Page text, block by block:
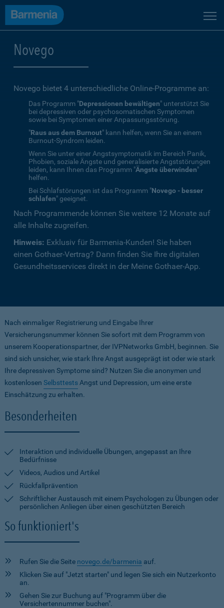
Novego
Novego bietet 4 unterschiedliche Online-Programme an:
Das Programm "Depressionen bewältigen" unterstützt Sie
bei depressiven oder psychosomatischen Symptomen
sowie bei Symptomen einer Anpassungsstörung.
"Raus aus dem Burnout" kann helfen, wenn Sie an einem
Burnout-Syndrom leiden.
Wenn Sie unter einer Angstsymptomatik im Bereich Panik,
Phobien, soziale Ängste und generalisierte Angststörungen
leiden, kann Ihnen das Programm "Ängste überwinden"
helfen.
Bei Schlafstörungen ist das Programm "Novego - besser
schlafen" geeignet.
Nach Programmende können Sie weitere 12 Monate auf
alle Inhalte zugreifen.
Hinweis: Exklusiv für Barmenia-Kunden! Sie haben
einen Gothaer-Vertrag? Dann finden Sie Ihre digitalen
Gesundheitsservices direkt in der Meine Gothaer-App.
Nach einmaliger Registrierung und Eingabe Ihrer
Versicherungsnummer können Sie sofort mit dem Programm von
unserem Kooperationspartner, der IVPNetworks GmbH, beginnen. Sie
sind sich unsicher, wie stark Ihre Angst ausgeprägt ist oder wie stark
Ihre depressiven Symptome sind? Nutzen Sie die anonymen und
kostenlosen Selbsttests Angst und Depression, um eine erste
Einschätzung zu erhalten.
Besonderheiten
Interaktion und individuelle Übungen, angepasst an Ihre
Bedürfnisse
Videos, Audios und Artikel
Rückfallprävention
Schriftlicher Austausch mit einem Psychologen zu Übungen oder
persönlichen Anliegen über einen geschützten Bereich
So funktioniert's
Rufen Sie die Seite novego.de/barmenia auf.
Klicken Sie auf "Jetzt starten" und legen Sie sich ein Nutzerkonto
an.
Gehen Sie zur Buchung auf "Programm über die
Versichertennummer buchen".